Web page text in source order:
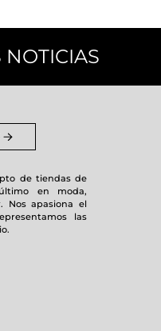
NOTICIAS
de tiendas de
en moda,
Nos apasiona el
las